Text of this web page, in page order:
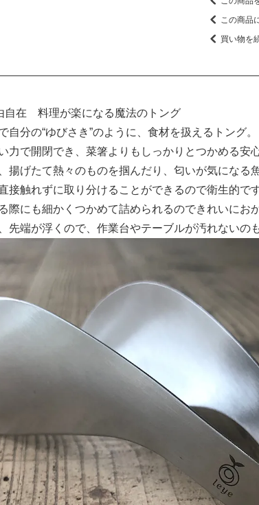
この商品
買い物を
自在 料理が楽になる魔法のトング
自分の“ゆびさき”のように、食材を扱えるトング。
力で開閉でき、菜箸よりもしっかりとつかめる安
揚げたて熱々のものを掴んだり、匂いが気になる
接触れずに取り分けることができるので衛生的です
際にも細かくつかめて詰められるのできれいにお
先端が浮くので、作業台やテーブルが汚れないの